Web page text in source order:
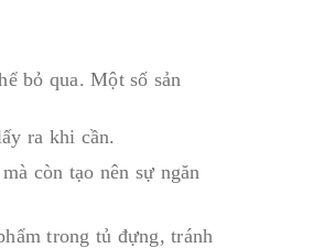
bỏ qua. Một số sản
ra khi cần.
còn tạo nên sự ngăn
trong tủ đựng, tránh